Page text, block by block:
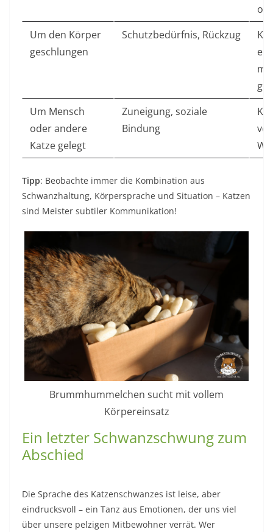
Um den Körper
geschlungen
Schutzbedürfnis, Rückzug
Um Mensch
oder andere
Katze gelegt
Zuneigung, soziale
Bindung
Tipp: Beobachte immer die Kombination aus
Schwanzhaltung, Körpersprache und Situation – Katzen
sind Meister subtiler Kommunikation!
Brummhummelchen sucht mit vollem
Körpereinsatz
Ein letzter Schwanzschwung zum
Abschied
Die Sprache des Katzenschwanzes ist leise, aber
eindrucksvoll – ein Tanz aus Emotionen, der uns viel
über unsere pelzigen Mitbewohner verrät. Wer